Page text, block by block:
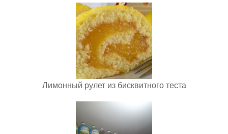
Лимонный рулет из бисквитного теста